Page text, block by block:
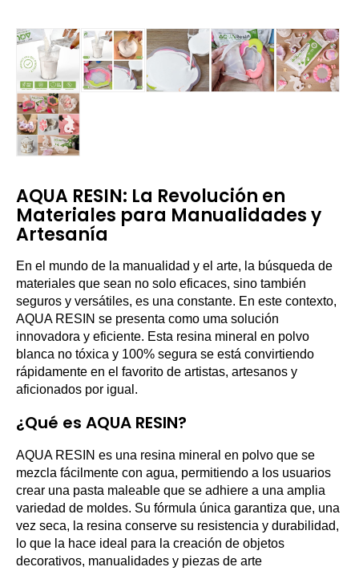
AQUA RESIN: La Revolución en
Materiales para Manualidades y
Artesanía
En el mundo de la manualidad y el arte, la búsqueda de
materiales que sean no solo eficaces, sino también
seguros y versátiles, es una constante. En este contexto,
AQUA RESIN se presenta como uma solución
innovadora y eficiente. Esta resina mineral en polvo
blanca no tóxica y 100% segura se está convirtiendo
rápidamente en el favorito de artistas, artesanos y
aficionados por igual.
¿Qué es AQUA RESIN?
AQUA RESIN es una resina mineral en polvo que se
mezcla fácilmente con agua, permitiendo a los usuarios
crear una pasta maleable que se adhiere a una amplia
variedad de moldes. Su fórmula única garantiza que, una
vez seca, la resina conserve su resistencia y durabilidad,
lo que la hace ideal para la creación de objetos
decorativos, manualidades y piezas de arte